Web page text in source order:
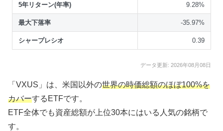
5年リターン(年率) 9.28%
最大下落率 -35.97%
シャープレシオ 0.39
データ更新: 2026年08月08日
「VXUS」は、米国以外の世界の時価総額のほぼ100%を
カバーするETFです。
ETF全体でも資産総額が上位30本にはいる人気の銘柄で
す。